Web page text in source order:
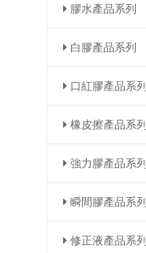
膠水產品系列
白膠產品系列
口紅膠產品系列
橡皮擦產品系列
強力膠產品系列
瞬間膠產品系列
修正液產品系列